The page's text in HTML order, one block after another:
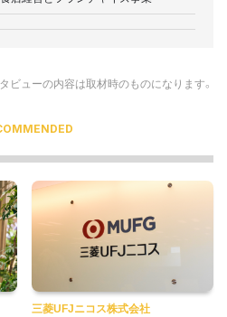
ビューの内容は取材時のものになります。
三菱UFJニコス株式会社